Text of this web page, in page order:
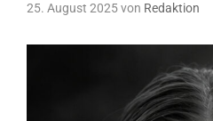
25. August 2025von Redaktion